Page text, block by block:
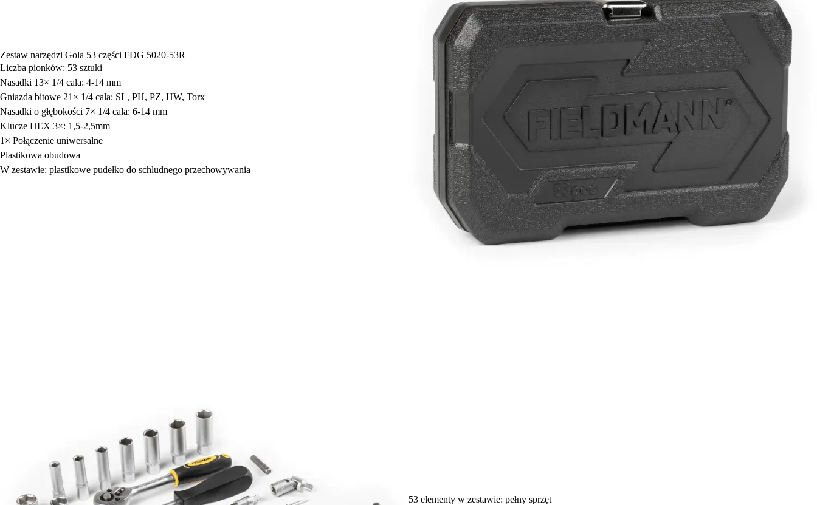
Zestaw narzędzi Gola 53 części FDG 5020-53R
Liczba pionków: 53 sztuki
Nasadki 13× 1/4 cala: 4-14 mm
Gniazda bitowe 21× 1/4 cala: SL, PH, PZ, HW, Torx
Nasadki o głębokości 7× 1/4 cala: 6-14 mm
Klucze HEX 3×: 1,5-2,5mm
1× Połączenie uniwersalne
Plastikowa obudowa
W zestawie: plastikowe pudełko do schludnego przechowywania
53 elementy w zestawie: pełny sprzęt